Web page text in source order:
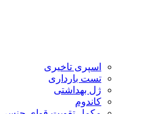
اسپری تاخیری
تست بارداری
ژل بهداشتی
کاندوم